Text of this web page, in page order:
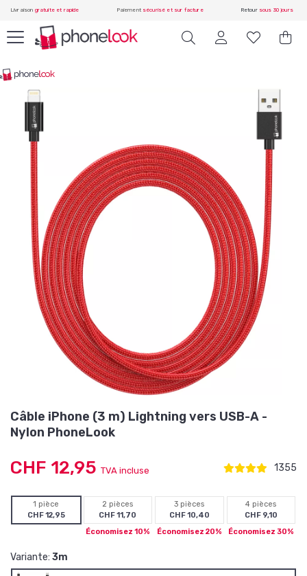
Livraison gratuite et rapide Paiement sécurisé et sur facture Retour sous 30 jours
Câble iPhone (3 m) Lightning vers USB-A -
Nylon PhoneLook
CHF 12,95 TVA incluse 1355
1 pièce
CHF 12,95
2 pièces
CHF 11,70
Économisez 10%
3 pièces
CHF 10,40
Économisez 20%
4 pièces
CHF 9,10
Économisez 30%
Variante: 3m